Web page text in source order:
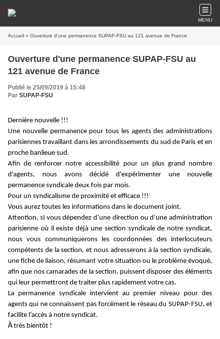
MENU
Accueil » Ouverture d'une permanence SUPAP-FSU au 121 avenue de France
Ouverture d'une permanence SUPAP-FSU au
121 avenue de France
Publié le 25/09/2019 à 15:48
Par SUPAP-FSU
Dernière nouvelle !!!
Une nouvelle permanence pour tous les agents des administrations
parisiennes travaillant dans les arrondissements du sud de Paris et en
proche banlieue sud.
Afin de renforcer notre accessibilité pour un plus grand nombre
d'agents, nous avons décidé d'expérimenter une nouvelle
permanence syndicale deux fois par mois.
Pour un syndicalisme de proximité et efficace !!!
Vous aurez toutes les informations dans le document joint.
Attention, si vous dépendez d’une direction ou d’une administration
parisienne où il existe déjà une section syndicale de notre syndicat,
nous vous communiquerons les coordonnées des interlocuteurs
compétents de la section, et nous adresserons à la section syndicale,
une fiche de liaison, résumant votre situation ou le problème évoqué,
afin que nos camarades de la section, puissent disposer des éléments
qui leur permettront de traiter plus rapidement votre cas.
La permanence syndicale intervient au premier niveau pour des
agents qui ne connaissent pas forcément le réseau du SUPAP-FSU, et
facilite l’accès à notre syndicat.
À très bientôt !